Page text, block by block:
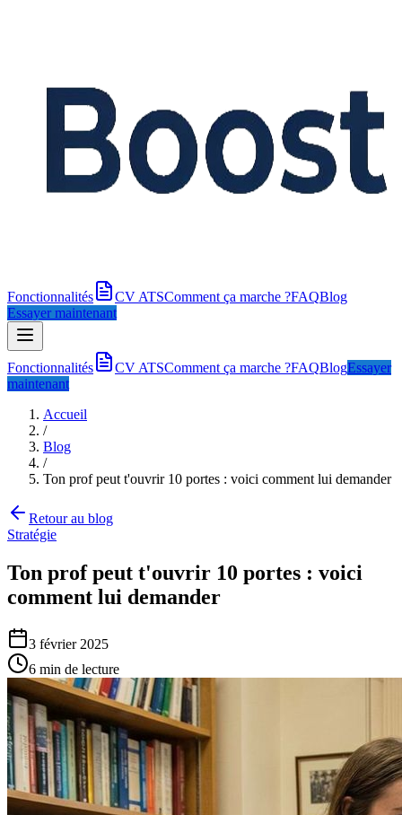
Fonctionnalités CV ATSComment ça marche ?FAQBlog
Essayer maintenant
Fonctionnalités CV ATSComment ça marche ?FAQBlogEssayer
maintenant
Accueil
/
Blog
/
Ton prof peut t'ouvrir 10 portes : voici comment lui demander
Retour au blog
Stratégie
Ton prof peut t'ouvrir 10 portes : voici
comment lui demander
3 février 2025
6 min de lecture